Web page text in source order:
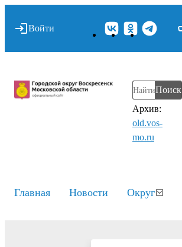
Войти
Поиск
Архив:
old.vos-
mo.ru
Главная Новости Округ